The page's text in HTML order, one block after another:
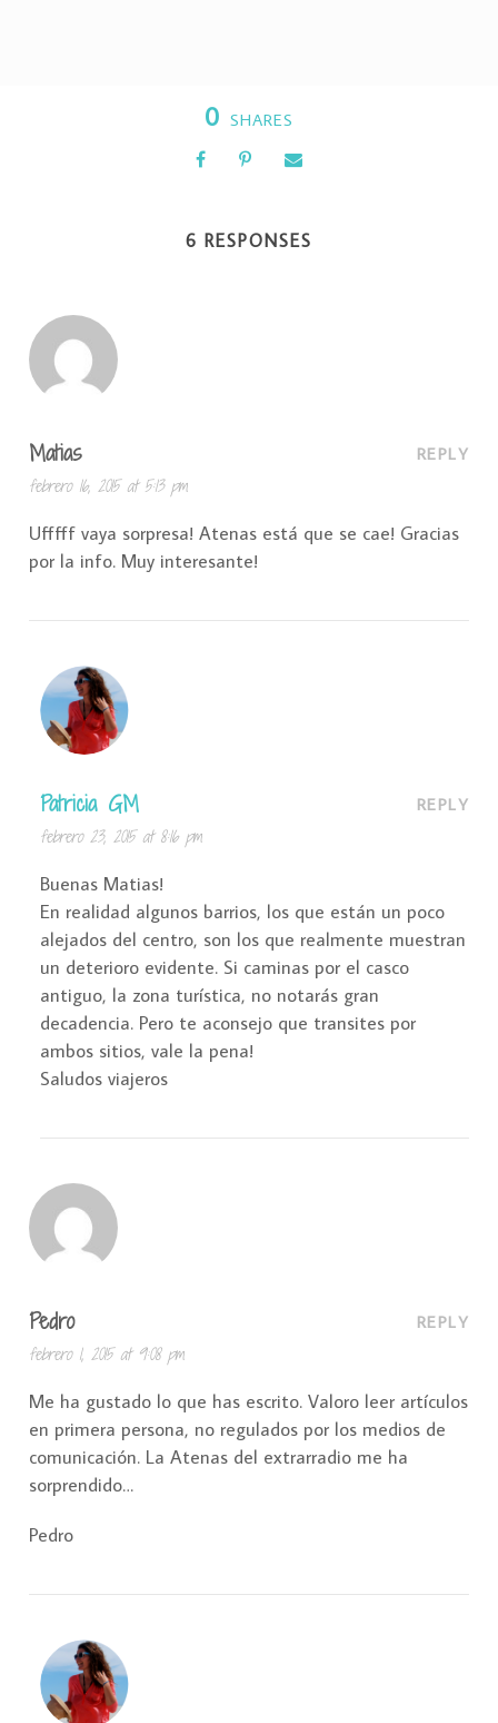
0 SHARES
6 RESPONSES
Matias
febrero 16, 2015 at 5:13 pm
REPLY
Ufffff vaya sorpresa! Atenas está que se cae! Gracias
por la info. Muy interesante!
Patricia GM
febrero 23, 2015 at 8:16 pm
REPLY
Buenas Matias!
En realidad algunos barrios, los que están un poco
alejados del centro, son los que realmente muestran
un deterioro evidente. Si caminas por el casco
antiguo, la zona turística, no notarás gran
decadencia. Pero te aconsejo que transites por
ambos sitios, vale la pena!
Saludos viajeros
Pedro
febrero 1, 2015 at 9:08 pm
REPLY
Me ha gustado lo que has escrito. Valoro leer artículos
en primera persona, no regulados por los medios de
comunicación. La Atenas del extrarradio me ha
sorprendido…
Pedro